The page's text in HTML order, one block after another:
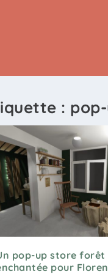
:
pop-up store forêt
pour